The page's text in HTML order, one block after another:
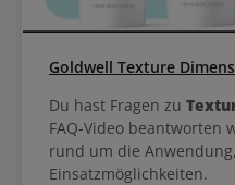
Goldwell Texture
Du hast Fragen zu
FAQ-Video beantworten
rund um die
Einsatzmöglichkeiten.